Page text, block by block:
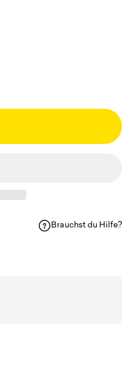
Brauchst du Hilfe?